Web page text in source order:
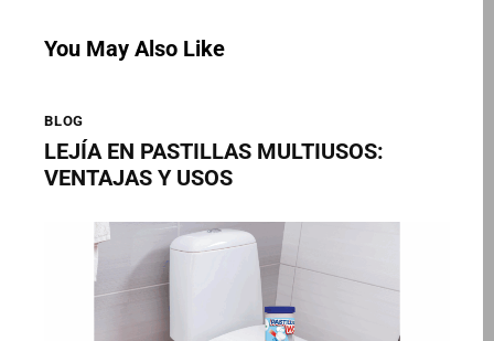
You May Also Like
BLOG
LEJÍA EN PASTILLAS MULTIUSOS:
VENTAJAS Y USOS